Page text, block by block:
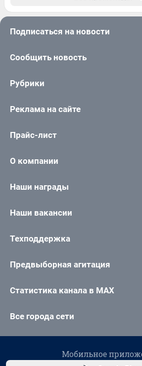
Подписаться на новости
Сообщить новость
Рубрики
Реклама на сайте
Прайс-лист
О компании
Наши награды
Наши вакансии
Техподдержка
Предвыборная агитация
Статистика канала в MAX
Все города сети
Мобильное